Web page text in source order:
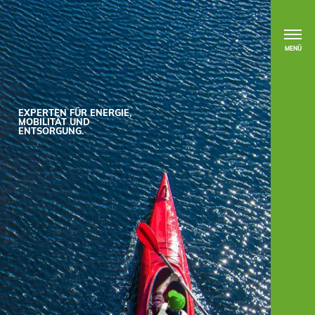
MENÜ
EXPERTEN FÜR ENERGIE,
MOBILITÄT UND
ENTSORGUNG.